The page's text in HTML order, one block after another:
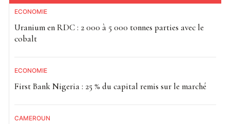
ECONOMIE
Uranium en RDC : 2 000 à 5 000 tonnes parties avec le
cobalt
ECONOMIE
First Bank Nigeria : 25 % du capital remis sur le marché
CAMEROUN